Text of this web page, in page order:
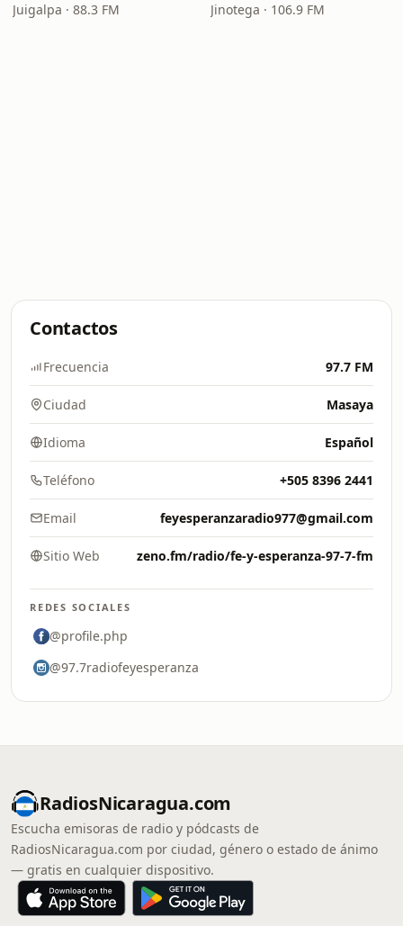
Juigalpa · 88.3 FM Jinotega · 106.9 FM
Contactos
Frecuencia 97.7 FM
Ciudad Masaya
Idioma Español
Teléfono +505 8396 2441
Email feyesperanzaradio977@gmail.com
Sitio Web zeno.fm/radio/fe-y-esperanza-97-7-fm
REDES SOCIALES
@profile.php
@97.7radiofeyesperanza
RadiosNicaragua.com
Escucha emisoras de radio y pódcasts de
RadiosNicaragua.com por ciudad, género o estado de ánimo
— gratis en cualquier dispositivo.